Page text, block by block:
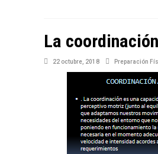
La coordinación
22 octubre, 2018 Preparación